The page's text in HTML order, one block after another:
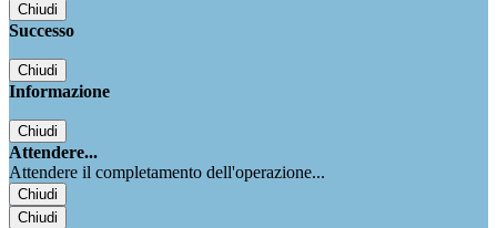
Chiudi
Successo
Chiudi
Informazione
Chiudi
Attendere...
Attendere il completamento dell'operazione...
Chiudi
Chiudi